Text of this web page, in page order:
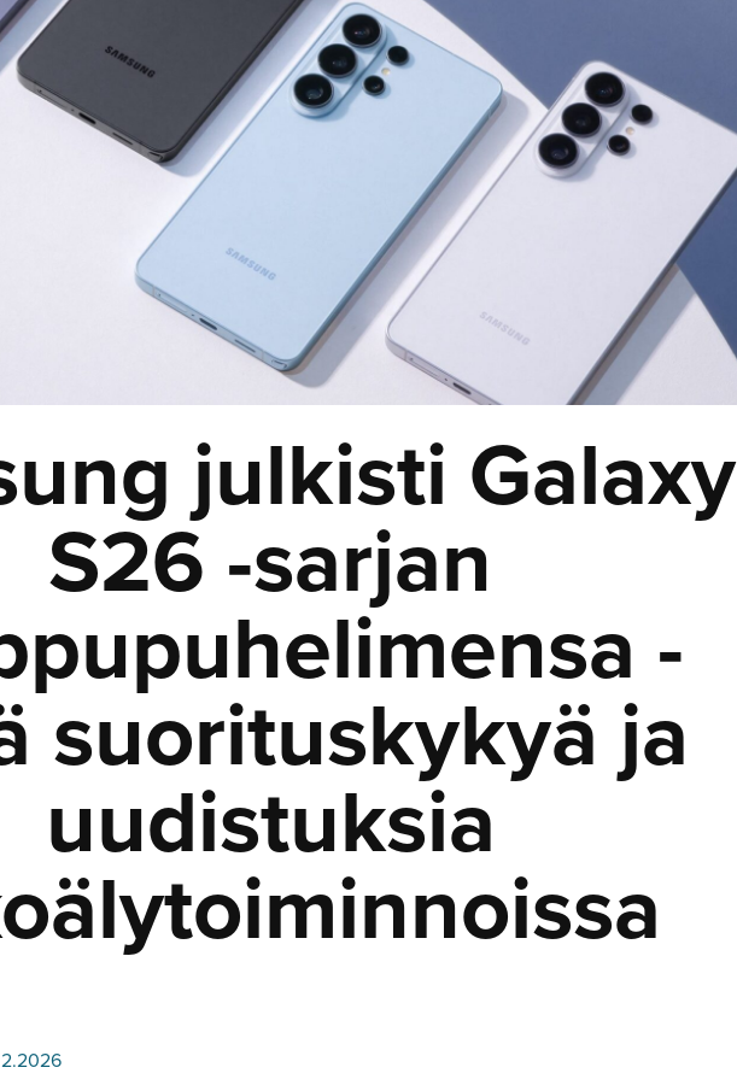
julkisti Galaxy
S26 -sarjan
-
suorituskykyä ja
uudistuksia